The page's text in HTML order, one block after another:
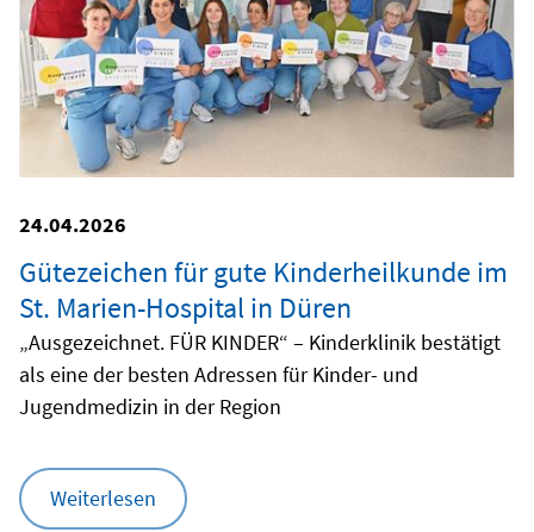
24.04.2026
Gütezeichen für gute Kinderheilkunde im
St. Marien-Hospital in Düren
„Ausgezeichnet. FÜR KINDER“ – Kinderklinik bestätigt
als eine der besten Adressen für Kinder- und
Jugendmedizin in der Region
Weiterlesen